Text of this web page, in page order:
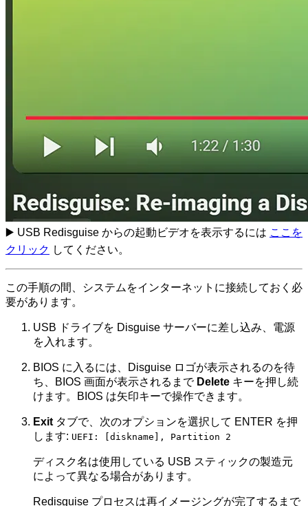
▶️ USB Redisguise からの起動ビデオを表示するには ここを
クリック してください。
この手順の間、システムをインターネットに接続しておく必
要があります。
USB ドライブを Disguise サーバーに差し込み、電源
を入れます。
BIOS に入るには、Disguise ロゴが表示されるのを待
ち、BIOS 画面が表示されるまで Delete キーを押し続
けます。BIOS は矢印キーで操作できます。
Exit タブで、次のオプションを選択して ENTER を押
します: UEFI: [diskname], Partition 2
ディスク名は使用している USB スティックの製造元
によって異なる場合があります。
Redisguise プロセスは再イメージングが完了するまで